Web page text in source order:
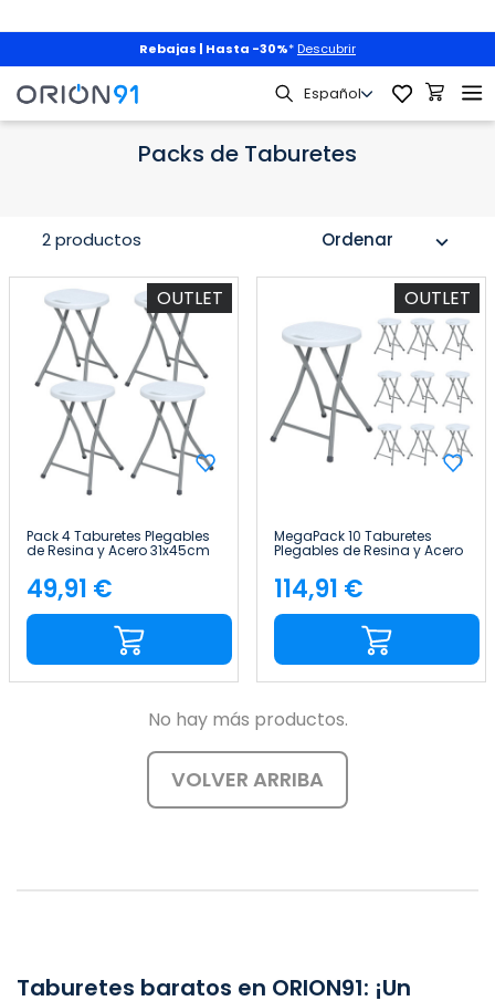
Rebajas | Hasta -30%* Descubrir
Mobiliario Packs Packs de Taburetes
Packs de Taburetes
Ordenar expand_more
2 productos
OUTLET
Pack 4 Taburetes Plegables
de Resina y Acero 31x45cm
Blancos 7house
Precio
49,91 €
OUTLET
MegaPack 10 Taburetes
Plegables de Resina y Acero
31x45cm Blancos 7house
Precio
114,91 €
No hay más productos.
VOLVER ARRIBA
Taburetes baratos en ORION91: ¡Un